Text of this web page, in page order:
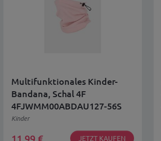
Multifunktionales Kinder-
Bandana, Schal 4F
4FJWMM00ABDAU127-56S
Kinder
JETZT KAUFEN